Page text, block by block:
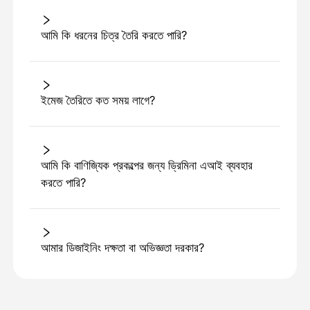
আমি কি ধরনের চিত্র তৈরি করতে পারি?
ইমেজ তৈরিতে কত সময় লাগে?
আমি কি বাণিজ্যিক প্রকল্পের জন্য ড্রিমিনা এআই ব্যবহার
করতে পারি?
আমার ডিজাইনিং দক্ষতা বা অভিজ্ঞতা দরকার?